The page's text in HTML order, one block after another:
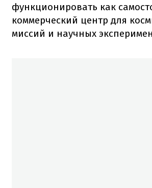
функционировать как
коммерческий центр для
миссий и научных